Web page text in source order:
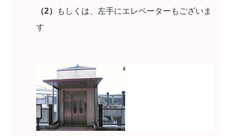
（2）
もしくは、左手にエレベーターもございま
す